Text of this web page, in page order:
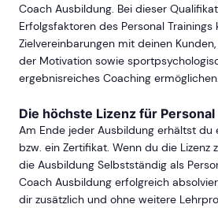
Coach Ausbildung. Bei dieser
Erfolgsfaktoren des Personal Trainings
Zielvereinbarungen mit deinen
der Motivation sowie
ergebnisreiches Coaching ermöglichen.
Die höchste Lizenz für
Am Ende jeder Ausbildung erhältst du
bzw. ein Zertifikat. Wenn du die Lizenz
die Ausbildung Selbstständig als
Coach Ausbildung erfolgreich
dir zusätzlich und ohne weitere